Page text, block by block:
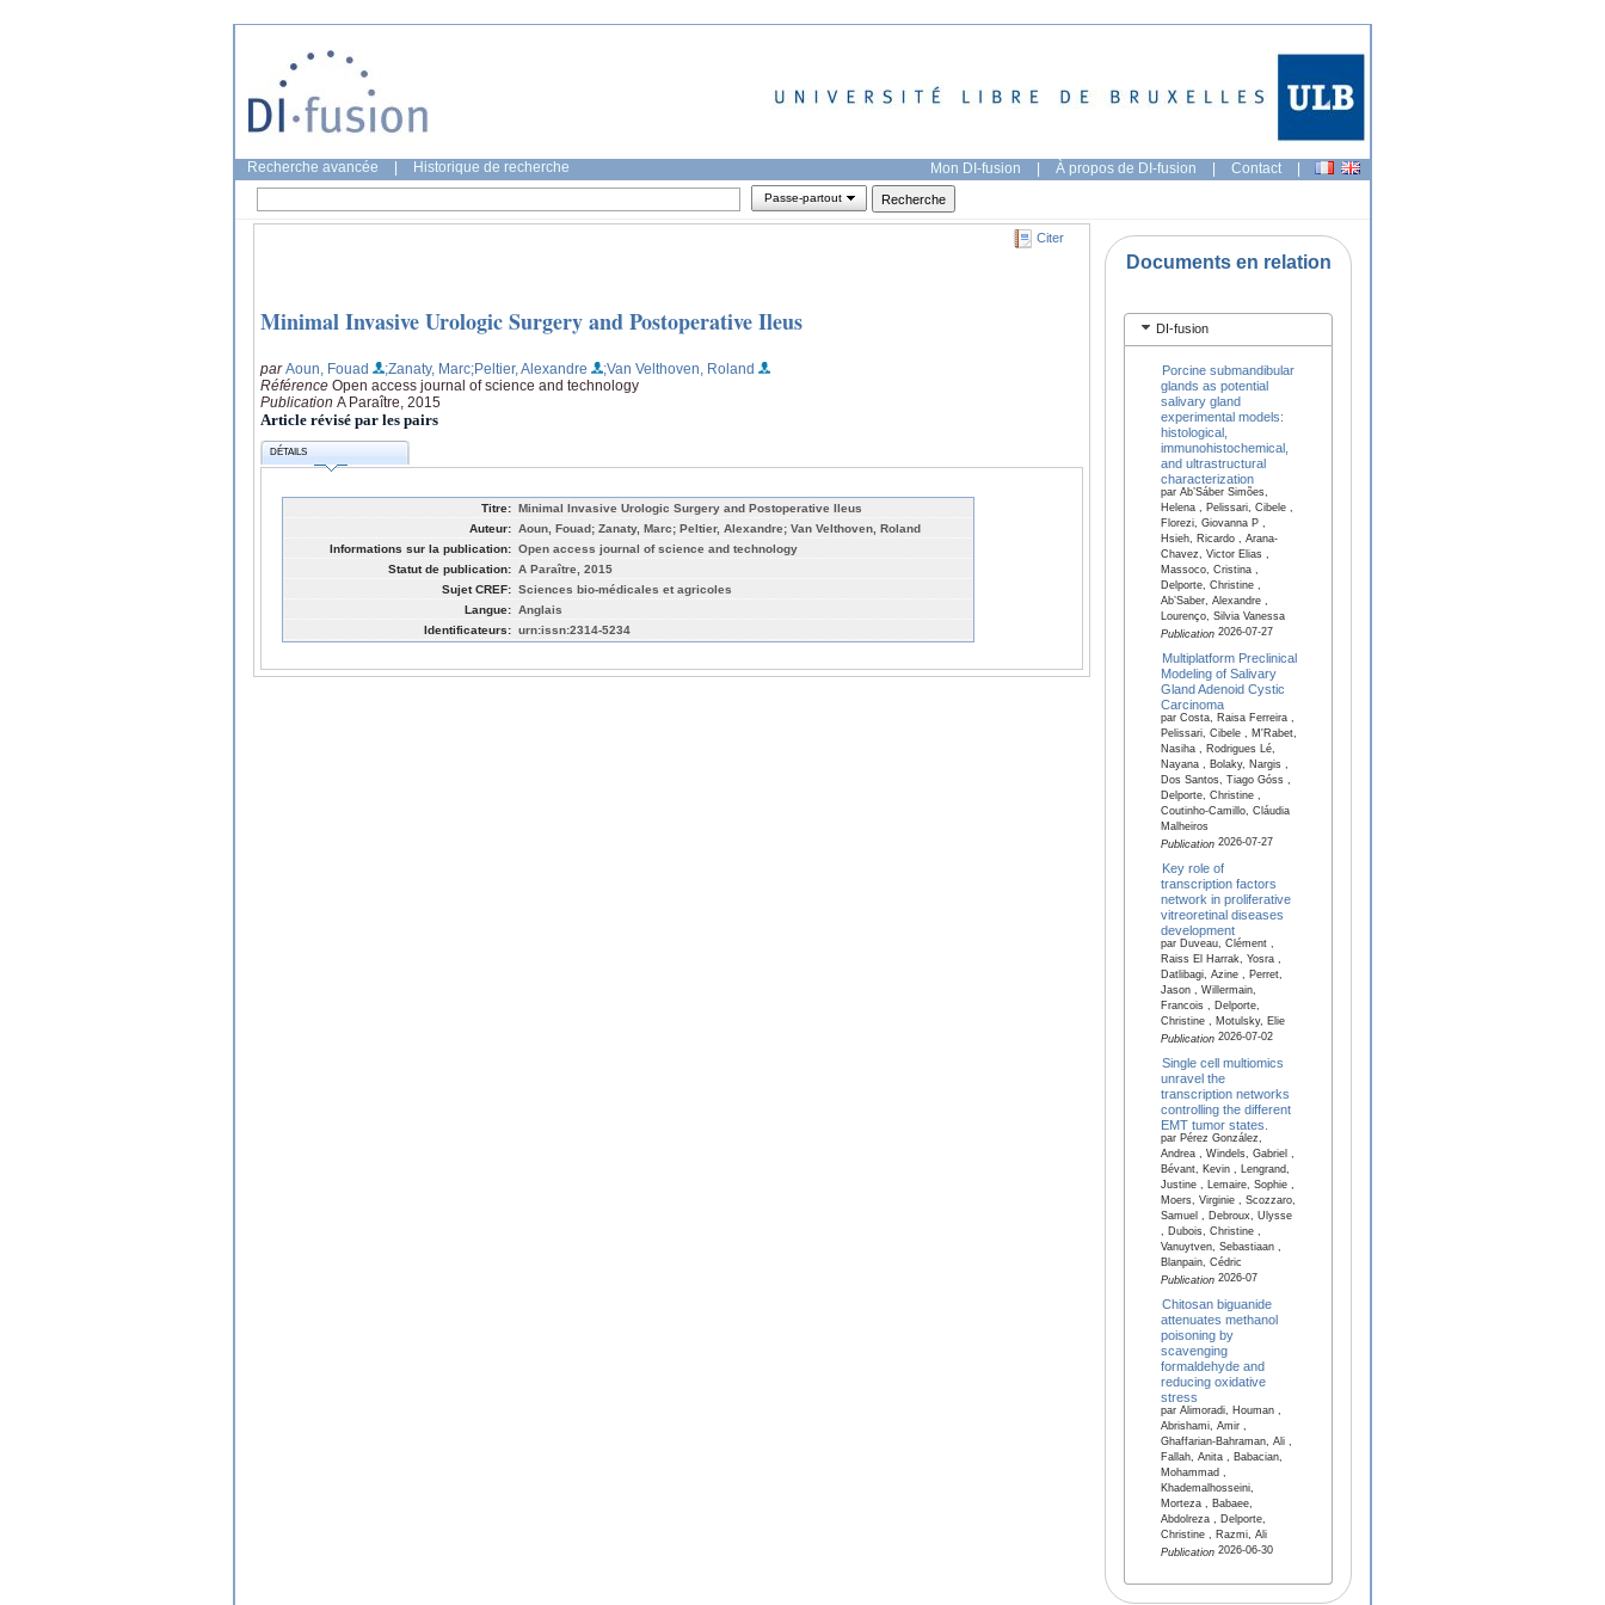
Recherche avancée Historique de recherche Mon DI-fusion | À propos de DI-fusion | Contact |
Passe-partout
Citer
Minimal Invasive Urologic Surgery and Postoperative Ileus
parAoun, Fouad ;Zanaty, Marc;Peltier, Alexandre
;Van Velthoven, Roland
Référence Open access journal of science and technology
Publication A Paraître, 2015
Article révisé par les pairs
DÉTAILS
Titre: Minimal Invasive Urologic Surgery and Postoperative Ileus
Auteur: Aoun, Fouad; Zanaty, Marc; Peltier, Alexandre; Van Velthoven, Roland
Informations sur la publication: Open access journal of science and technology
Statut de publication: A Paraître, 2015
Sujet CREF: Sciences bio-médicales et agricoles
Langue: Anglais
Identificateurs: urn:issn:2314-5234
Documents en relation
DI-fusion
Porcine submandibular
glands as potential
salivary gland
experimental models:
histological,
immunohistochemical,
and ultrastructural
characterization
par Ab’Sáber Simões,
Helena , Pelissari, Cibele ,
Florezi, Giovanna P ,
Hsieh, Ricardo , Arana-
Chavez, Victor Elias ,
Massoco, Cristina ,
Delporte, Christine ,
Ab’Saber, Alexandre ,
Lourenço, Silvia Vanessa
Publication2026-07-27
Multiplatform Preclinical
Modeling of Salivary
Gland Adenoid Cystic
Carcinoma
par Costa, Raisa Ferreira ,
Pelissari, Cibele , M'Rabet,
Nasiha , Rodrigues Lé,
Nayana , Bolaky, Nargis ,
Dos Santos, Tiago Góss ,
Delporte, Christine ,
Coutinho-Camillo, Cláudia
Malheiros
Publication2026-07-27
Key role of
transcription factors
network in proliferative
vitreoretinal diseases
development
par Duveau, Clément ,
Raiss El Harrak, Yosra ,
Datlibagi, Azine , Perret,
Jason , Willermain,
Francois , Delporte,
Christine , Motulsky, Elie
Publication2026-07-02
Single cell multiomics
unravel the
transcription networks
controlling the different
EMT tumor states.
par Pérez González,
Andrea , Windels, Gabriel ,
Bévant, Kevin , Lengrand,
Justine , Lemaire, Sophie ,
Moers, Virginie , Scozzaro,
Samuel , Debroux, Ulysse
, Dubois, Christine ,
Vanuytven, Sebastiaan ,
Blanpain, Cédric
Publication2026-07
Chitosan biguanide
attenuates methanol
poisoning by
scavenging
formaldehyde and
reducing oxidative
stress
par Alimoradi, Houman ,
Abrishami, Amir ,
Ghaffarian-Bahraman, Ali ,
Fallah, Anita , Babacian,
Mohammad ,
Khademalhosseini,
Morteza , Babaee,
Abdolreza , Delporte,
Christine , Razmi, Ali
Publication2026-06-30